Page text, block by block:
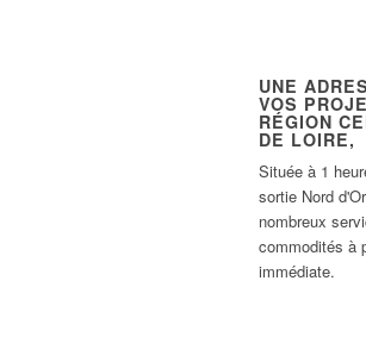
UNE
VOS
RÉGION
DE LOIRE,
Située à 1
sortie Nord
nombreux
commodités à
immédiate.